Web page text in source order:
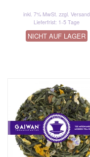
inkl. 7% MwSt.zzgl. Versand
Lieferfrist: 1-5 Tage
NICHT AUF LAGER